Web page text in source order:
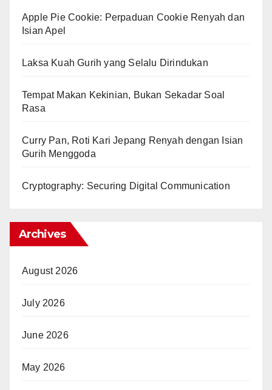
Apple Pie Cookie: Perpaduan Cookie Renyah dan
Isian Apel
Laksa Kuah Gurih yang Selalu Dirindukan
Tempat Makan Kekinian, Bukan Sekadar Soal
Rasa
Curry Pan, Roti Kari Jepang Renyah dengan Isian
Gurih Menggoda
Cryptography: Securing Digital Communication
Archives
August 2026
July 2026
June 2026
May 2026